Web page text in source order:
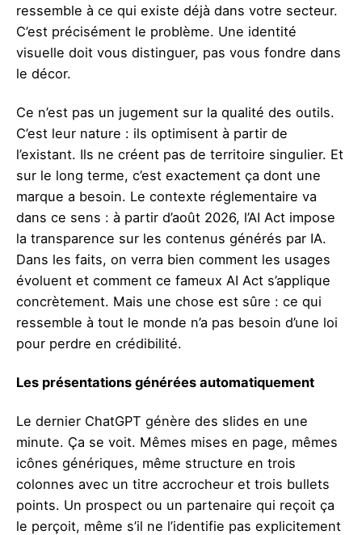
ressemble à ce qui existe déjà dans votre secteur.
C’est précisément le problème. Une identité
visuelle doit vous distinguer, pas vous fondre dans
le décor.
Ce n’est pas un jugement sur la qualité des outils.
C’est leur nature : ils optimisent à partir de
l’existant. Ils ne créent pas de territoire singulier. Et
sur le long terme, c’est exactement ça dont une
marque a besoin. Le contexte réglementaire va
dans ce sens : à partir d’août 2026, l’AI Act impose
la transparence sur les contenus générés par IA.
Dans les faits, on verra bien comment les usages
évoluent et comment ce fameux AI Act s’applique
concrètement. Mais une chose est sûre : ce qui
ressemble à tout le monde n’a pas besoin d’une loi
pour perdre en crédibilité.
Les présentations générées automatiquement
Le dernier ChatGPT génère des slides en une
minute. Ça se voit. Mêmes mises en page, mêmes
icônes génériques, même structure en trois
colonnes avec un titre accrocheur et trois bullets
points. Un prospect ou un partenaire qui reçoit ça
le perçoit, même s’il ne l’identifie pas explicitement